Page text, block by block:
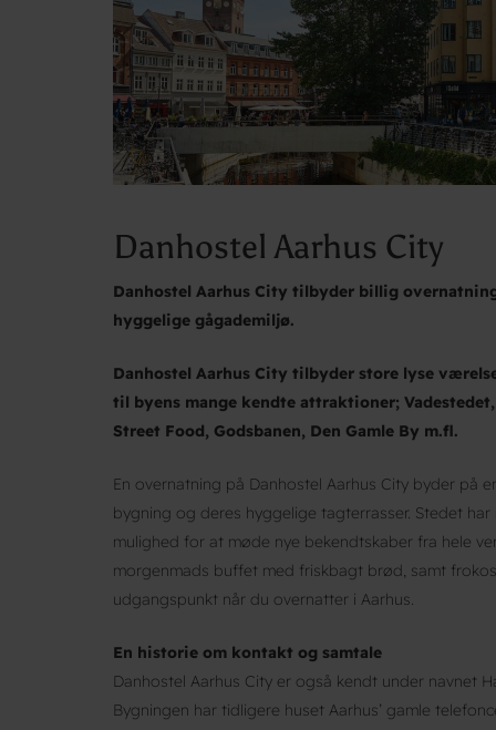
Danhostel Aarhus City
Danhostel Aarhus City tilbyder billig
hyggelige gågademiljø.
Danhostel Aarhus City tilbyder store lyse
til byens mange kendte attraktioner;
Street Food, Godsbanen, Den Gamle By m.fl.
En overnatning på Danhostel Aarhus City byder på
bygning og deres hyggelige tagterrasser. Stedet
mulighed for at møde nye bekendtskaber fra hele
morgenmads buffet med friskbagt brød, samt
udgangspunkt når du overnatter i Aarhus.
En historie om kontakt og samtale
Danhostel Aarhus City er også kendt under navnet
Bygningen har tidligere huset Aarhus’ gamle